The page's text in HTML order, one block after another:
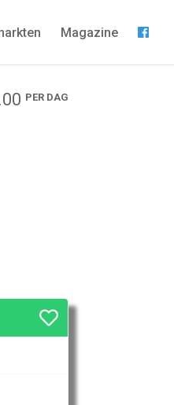
Magazine
PER DAG